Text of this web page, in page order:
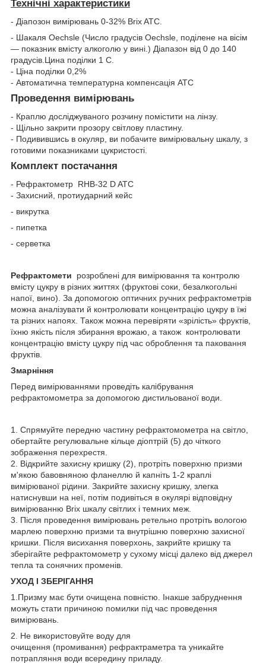
Технічні характеристики
- Діапозон вимірювань 0-32% Brix ATC.
- Шакаля Oechsle (Число градусів Oechsle, поділене на вісім
— показник вмісту алкоголю у вині.) Діапазон від 0 до 140
градусів.Цина поділки 1 С.
- Ціна поділки 0,2%
- Автоматична температурна компенсація АТС
Проведення вимірювань
- Краплю досліджуваного розчину помістити на лінзу.
- Щільно закрити прозору світлову пластину.
- Подивившись в окуляр, ви побачите вимірювальну шкалу, з
готовими показниками цукристості.
Комплект постачання
- Рефрактометр RHB-32 D ATC
- Захисний, протиударний кейс
- викрутка
- пипетка
- серветка
Рефрактомети
розроблені для вимірювання та контролю
вмісту цукру в різних життях (фруктові соки, безалкогольні
напої, вино). За допомогою оптичних ручних рефрактометрів
можна аналізувати й контролювати концентрацію цукру в їжі
та різних напоях. Також можна перевіряти «зрілість» фруктів,
їхню якість після збирання врожаю, а також контролювати
концентрацію вмісту цукру під час оброблення та паковання
фруктів.
Змарніння
Перед вимірюваннями проведіть калібрування
рефрактомометра за допомогою дистильованої води.
1. Спрямуйте передню частину рефрактомометра на світло,
обертайте регулювальне кільце діоптрій (5) до чіткого
зображення перехрестя.
2. Відкрийте захисну кришку (2), протріть поверхню призми
м'якою бавовняною фланеллю й капніть 1-2 краплі
вимірюваної рідини. Закрийте захисну кришку, злегка
натиснувши на неї, потім подивіться в окулярі відповідну
вимірюванню Brix шкалу світлих і темних меж.
3. Після проведення вимірювань ретельно протріть вологою
марлею поверхню призми та внутрішню поверхню захисної
кришки. Після висихання поверхонь, закрийте кришку та
зберігайте рефрактомометр у сухому місці далеко від джерел
тепла та сонячних променів.
УХОД І ЗБЕРІГАННЯ
1.Призму має бути очищена повністю. Інакше забруднення
можуть стати причиною помилки під час проведення
вимірювань.
2. Не використовуйте воду для
очищення (промивання) рефрактраметра та уникайте
потрапляння води всередину приладу.